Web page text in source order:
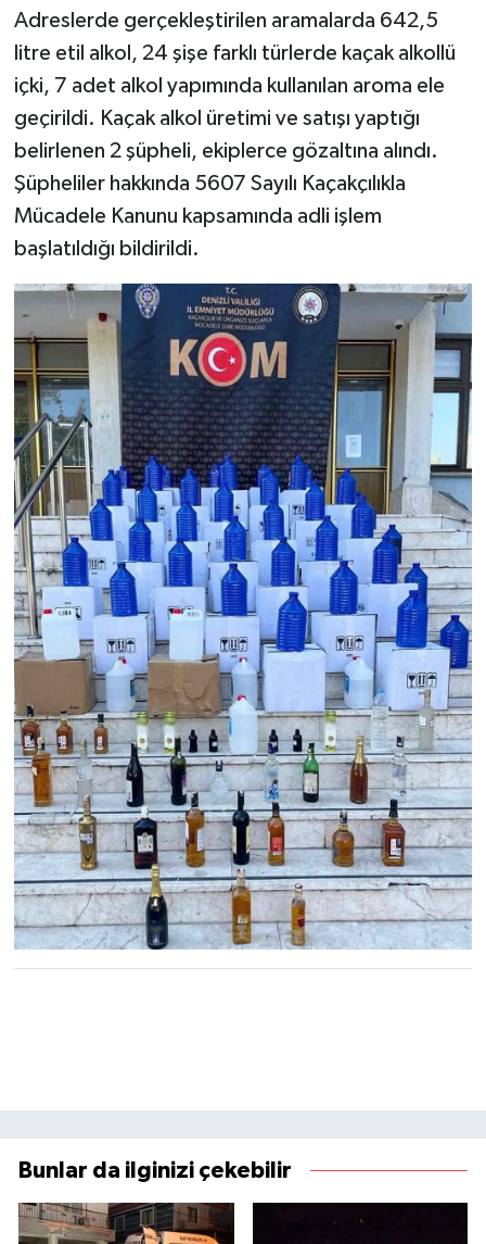
Adreslerde gerçekleştirilen aramalarda 642,5
litre etil alkol, 24 şişe farklı türlerde kaçak alkollü
içki, 7 adet alkol yapımında kullanılan aroma ele
geçirildi. Kaçak alkol üretimi ve satışı yaptığı
belirlenen 2 şüpheli, ekiplerce gözaltına alındı.
Şüpheliler hakkında 5607 Sayılı Kaçakçılıkla
Mücadele Kanunu kapsamında adli işlem
başlatıldığı bildirildi.
Bunlar da ilginizi çekebilir